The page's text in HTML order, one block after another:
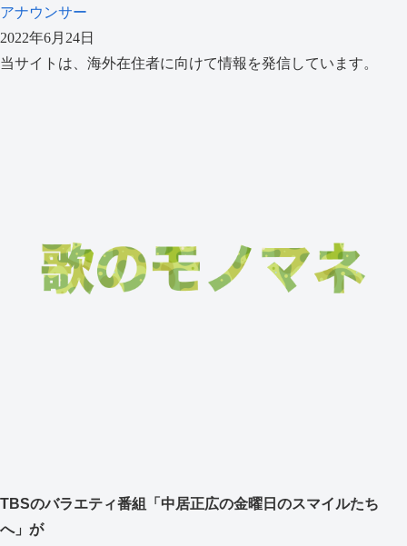
アナウンサー
2022年6月24日
当サイトは、海外在住者に向けて情報を発信しています。
TBSのバラエティ番組「中居正広の金曜日のスマイルたち
へ」が